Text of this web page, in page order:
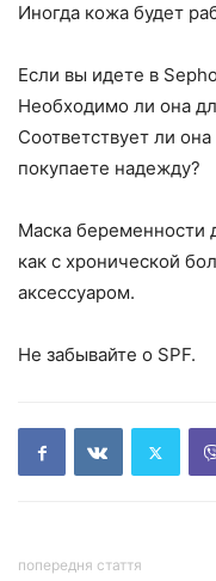
Иногда кожа будет
Если вы идете в
Необходимо ли она
Соответствует ли
покупаете надежду?
Маска беременности
как с хронической
аксессуаром.
Не забывайте о SPF.
попередня стаття